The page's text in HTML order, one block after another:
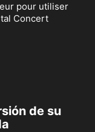
pour utiliser
Concert
de su